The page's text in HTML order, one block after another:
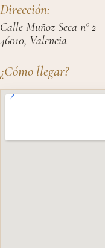
Dirección:
Calle Muñoz Seca nº 2
46010, Valencia
¿Cómo llegar?